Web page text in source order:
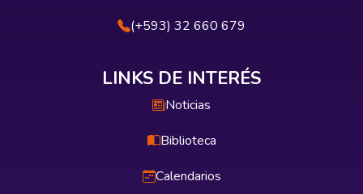
(+593) 32 660 679
LINKS DE INTERÉS
Noticias
Biblioteca
Calendarios